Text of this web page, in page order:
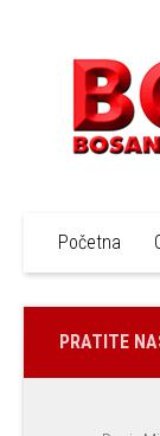
Početna
PRATITE